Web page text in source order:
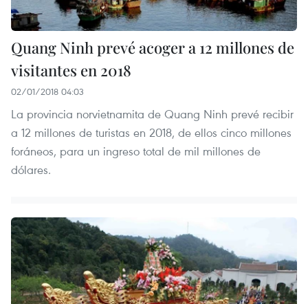
Quang Ninh prevé acoger a 12 millones de
visitantes en 2018
02/01/2018 04:03
La provincia norvietnamita de Quang Ninh prevé recibir
a 12 millones de turistas en 2018, de ellos cinco millones
foráneos, para un ingreso total de mil millones de
dólares.